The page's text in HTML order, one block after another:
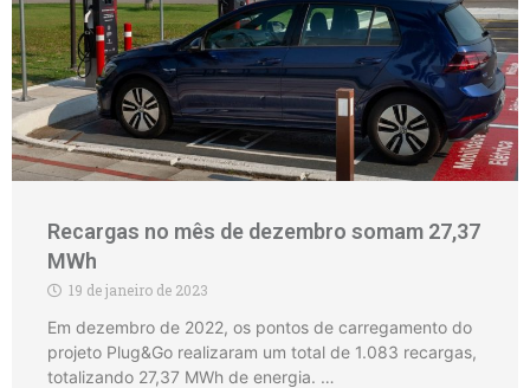
Recargas no mês de dezembro somam 27,37
MWh
19 de janeiro de 2023
Em dezembro de 2022, os pontos de carregamento do
projeto Plug&Go realizaram um total de 1.083 recargas,
totalizando 27,37 MWh de energia. …